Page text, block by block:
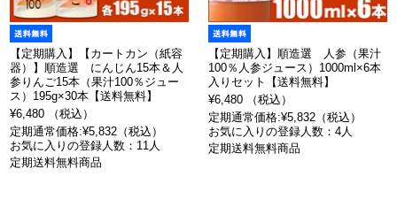
【定期購入】【カートカン（紙容
器）】順造選 にんじん15本＆人
参りんご15本（果汁100％ジュー
ス）195g×30本【送料無料】
¥6,480 （税込）
定期通常価格:¥5,832（税込）
お気に入りの登録人数：11人
定期送料無料商品
【定期購入】順造選 人参（果汁
100％人参ジュース）1000ml×6本
入りセット【送料無料】
¥6,480 （税込）
定期通常価格:¥5,832（税込）
お気に入りの登録人数：4人
定期送料無料商品